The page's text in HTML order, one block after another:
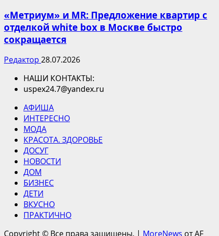
«Метриум» и MR: Предложение квартир с
отделкой white box в Москве быстро
сокращается
Редактор 28.07.2026
НАШИ КОНТАКТЫ:
uspex24.7@yandex.ru
АФИША
ИНТЕРЕСНО
МОДА
КРАСОТА. ЗДОРОВЬЕ
ДОСУГ
НОВОСТИ
ДОМ
БИЗНЕС
ДЕТИ
ВКУСНО
ПРАКТИЧНО
Copyright © Все права защищены. | MoreNews от AF